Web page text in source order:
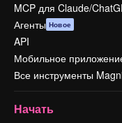
MCP для Claude/
Агенты Новое
API
Мобильное
Все инструменты
Начать